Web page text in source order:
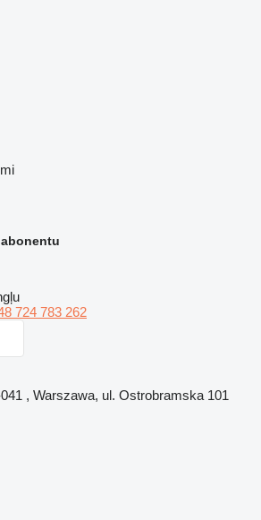
724 783 262
, Warszawa, ul. Ostrobramska 101